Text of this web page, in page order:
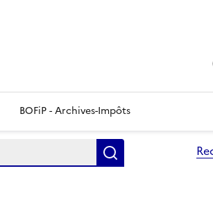
BOFiP - Archives-Impôts